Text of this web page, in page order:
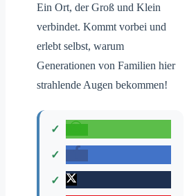
Ein Ort, der Groß und Klein
verbindet. Kommt vorbei und
erlebt selbst, warum
Generationen von Familien hier
strahlende Augen bekommen!